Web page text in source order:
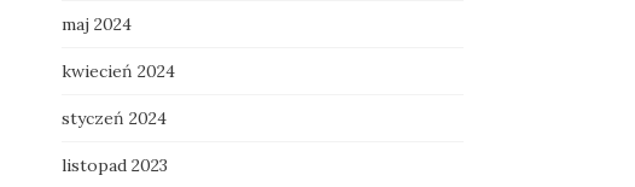
maj 2024
kwiecień 2024
styczeń 2024
listopad 2023